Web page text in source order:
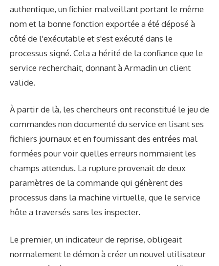
authentique, un fichier malveillant portant le même
nom et la bonne fonction exportée a été déposé à
côté de l'exécutable et s'est exécuté dans le
processus signé. Cela a hérité de la confiance que le
service recherchait, donnant à Armadin un client
valide.
À partir de là, les chercheurs ont reconstitué le jeu de
commandes non documenté du service en lisant ses
fichiers journaux et en fournissant des entrées mal
formées pour voir quelles erreurs nommaient les
champs attendus. La rupture provenait de deux
paramètres de la commande qui génèrent des
processus dans la machine virtuelle, que le service
hôte a traversés sans les inspecter.
Le premier, un indicateur de reprise, obligeait
normalement le démon à créer un nouvel utilisateur